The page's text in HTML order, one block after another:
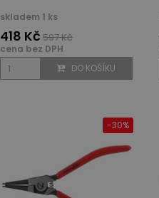
skladem 1 ks
418 Kč 597 Kč
cena bez DPH
DO KOŠÍKU
-30%